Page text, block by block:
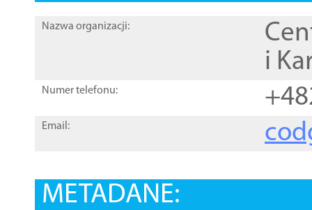
Nazwa organizacji:
i
Numer telefonu:
Email:
METADANE: